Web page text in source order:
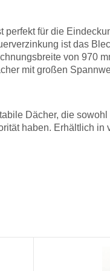
perfekt für die
ist das
von 970
mit großen
Dächer, die
haben. Erhältlich